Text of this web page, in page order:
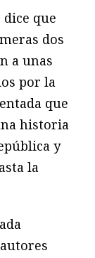
que
dos
a unas
por la
que
historia
y
la